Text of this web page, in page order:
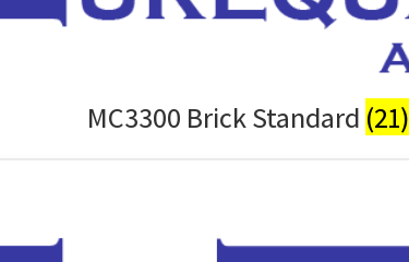
MC3300 Brick Standard (21)